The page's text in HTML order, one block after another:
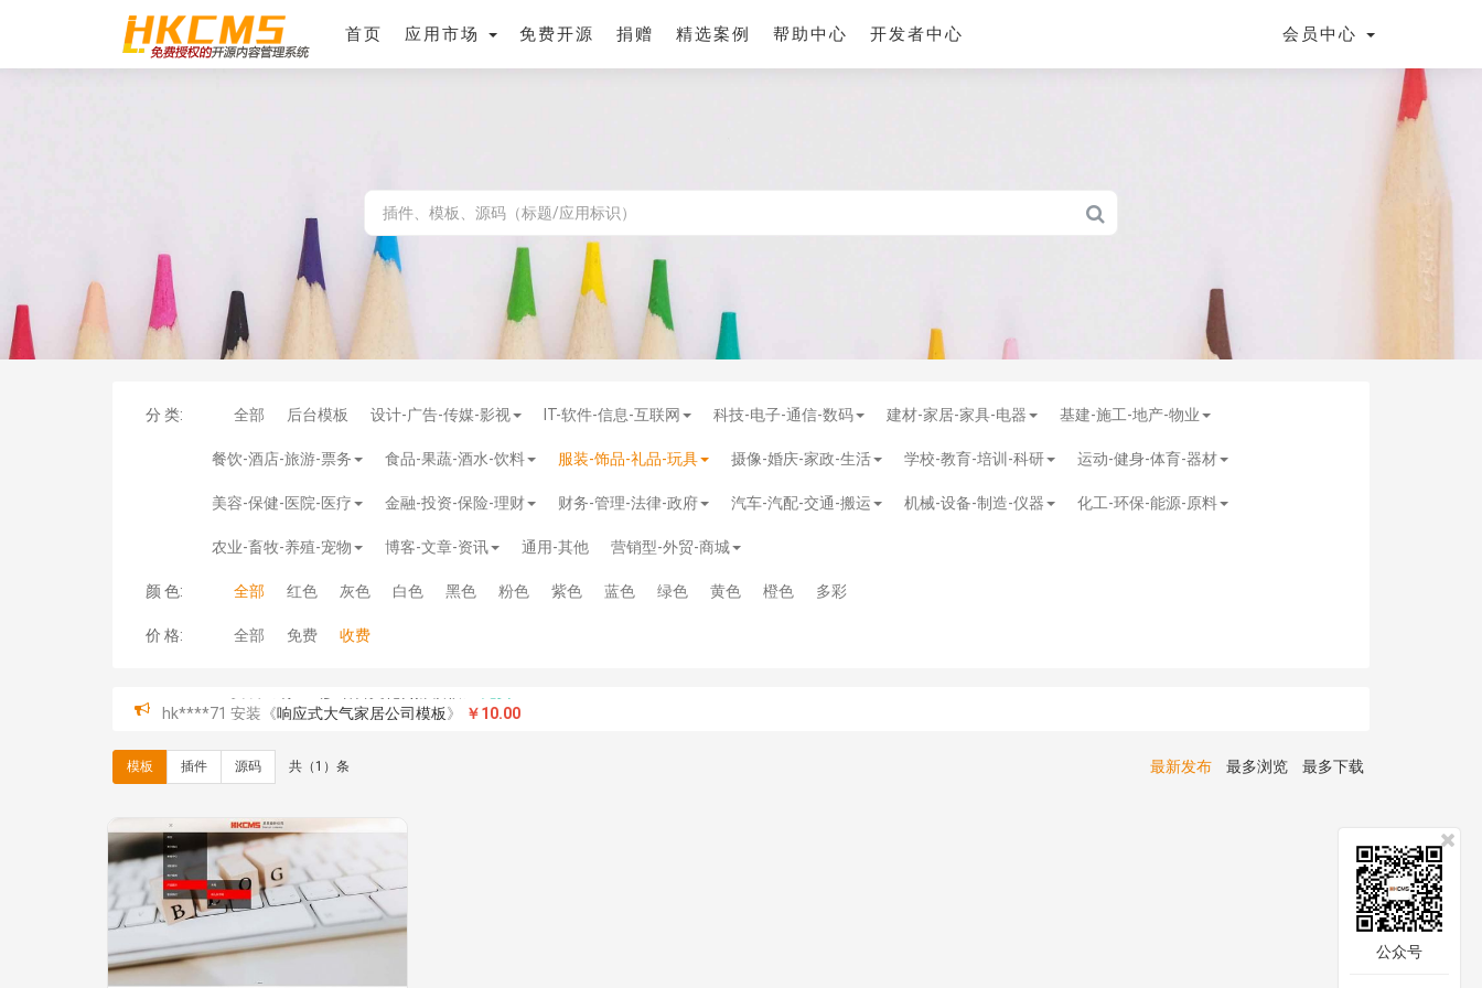
首页 应用市场 免费开源 捐赠 精选案例 帮助中心 开发者中心 会员中心
分 类: 全部 后台模板 设计-广告-传媒-影视 IT-软件-信息-互联网 科技-电子-通信-数码 建材-家居-家具-电器 基建-施工-地产-物业
餐饮-酒店-旅游-票务 食品-果蔬-酒水-饮料 服装-饰品-礼品-玩具 摄像-婚庆-家政-生活 学校-教育-培训-科研 运动-健身-体育-器材
美容-保健-医院-医疗 金融-投资-保险-理财 财务-管理-法律-政府 汽车-汽配-交通-搬运 机械-设备-制造-仪器 化工-环保-能源-原料
农业-畜牧-养殖-宠物 博客-文章-资讯 通用-其他 营销型-外贸-商城
颜 色: 全部 红色 灰色 白色 黑色 粉色 紫色 蓝色 绿色 黄色 橙色 多彩
价 格: 全部 免费 收费
hk****71 安装《响应式大气家居公司模板》
￥10.00
C**y 安装《地图位置选取插件
C**y 安装《地图位置选取插件
hk****08 安装《访客统计
hk****08 安装《一键生成应用
hk****08 安装《禁止IP访问
免费
hk****80 安装《响应式多语言企业公司简单通用模板
hk****80 安装《响应式多语言企业公司简单通用模板
碧**天 安装《文章采集插件（支持多模型）
hk****70 安装《地图位置选取插件
hk****70 安装《
模板 插件 源码 共（1）条 最新发布 最多浏览 最多下载
公众号